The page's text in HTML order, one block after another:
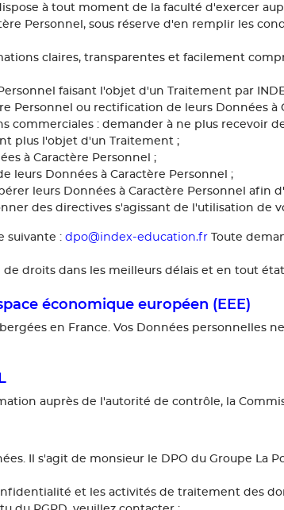
à tout moment de la faculté d'exercer
Personnel, sous réserve d'en remplir les
claires, transparentes et facilement
faisant l'objet d'un Traitement par
ou rectification de leurs Données à
: demander à ne plus recevoir
plus l'objet d'un Traitement ;
à Caractère Personnel ;
leurs Données à Caractère Personnel ;
leurs Données à Caractère Personnel afin
des directives s'agissant de l'utilisation de
suivante : dpo@index-education.fr Toute
de droits dans les meilleurs délais et en tout
économique européen (EEE)
en France. Vos Données
auprès de l'autorité de contrôle, la
Il s'agit de monsieur le DPO du Groupe La
et les activités de traitement des